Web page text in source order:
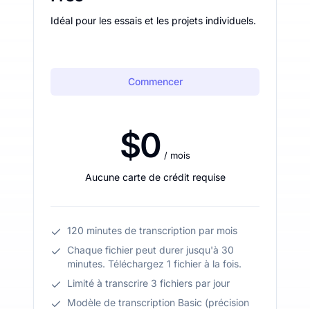
Idéal pour les essais et les projets individuels.
Commencer
$0 / mois
Aucune carte de crédit requise
120 minutes de transcription par mois
Chaque fichier peut durer jusqu'à 30
minutes. Téléchargez 1 fichier à la fois.
Limité à transcrire 3 fichiers par jour
Modèle de transcription Basic (précision